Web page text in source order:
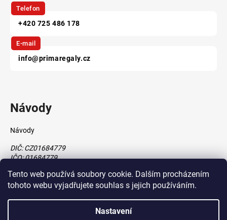
Tento web používá soubory cookie. Dalším procházením
tohoto webu vyjadřujete souhlas s jejich používáním.
Nastavení
Telefon
+420 725 486 178
E-mail
info@primaregaly.cz
Návody
Návody
DIČ: CZ01684779
IČO: 01684779
Vytvořil Shoptet
vytvořilŠtefan Mazáň